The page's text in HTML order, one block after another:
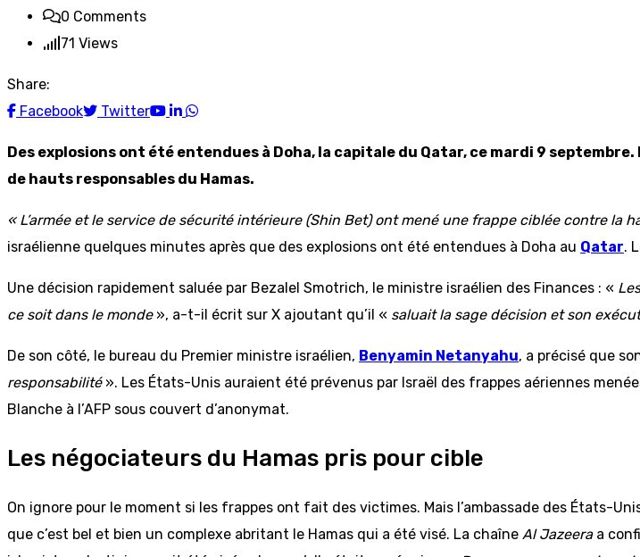
0 Comments
71 Views
Share:
Facebook
Twitter Youtube
LinkedIn
Whatsapp
Des explosions ont été entendues à Doha, la capitale du Qatar, ce mardi 9
de hauts responsables du Hamas.
« L’armée et le service de sécurité intérieure (Shin Bet) ont mené une frappe ciblée contre la
israélienne quelques minutes après que des explosions ont été entendues à Doha au Qatar.
Une décision rapidement saluée par Bezalel Smotrich, le ministre israélien des Finances : «
ce soit dans le monde», a-t-il écrit sur X ajoutant qu’il « saluait la sage décision et son
De son côté, le bureau du Premier ministre israélien, Benyamin Netanyahu, a précisé que
responsabilité ». Les États-Unis auraient été prévenus par Israël des frappes aériennes
Blanche à l’AFP sous couvert d’anonymat.
Les négociateurs du Hamas pris pour cible
On ignore pour le moment si les frappes ont fait des victimes. Mais l’ambassade des États-
que c’est bel et bien un complexe abritant le Hamas qui a été visé. La chaîne Al Jazeeraa